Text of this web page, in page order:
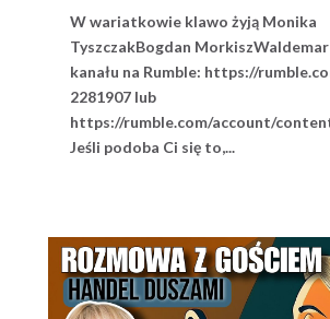
W wariatkowie klawo żyją Monika
TyszczakBogdan
kanału na Rumble: https://
2281907 lub
https://rumble.com/account/
Jeśli podoba Ci się to,...